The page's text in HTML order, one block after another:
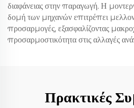
διαφάνειας στην παραγωγή. Η
δομή των μηχανών επιτρέπει
προσαρμογές, εξασφαλίζοντας
προσαρμοστικότητα στις αλλαγές
Πρακτικές